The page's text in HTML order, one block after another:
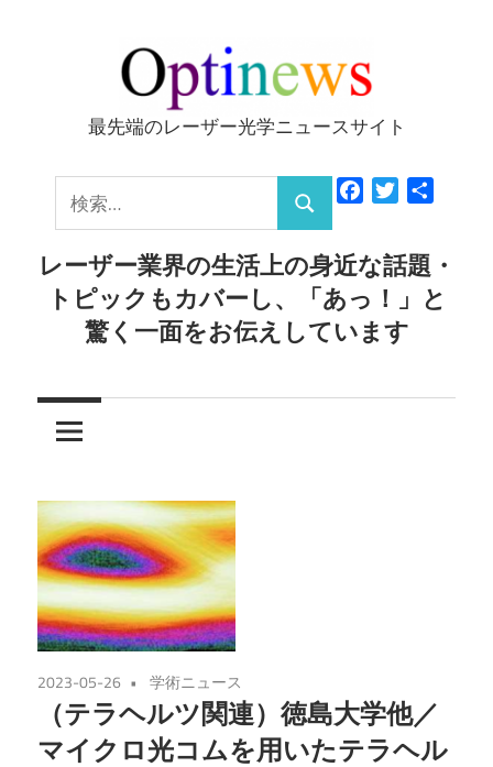
ッ
Optinews
最先端のレーザー光学ニュースサイト
索:
検
FacebookTwitter
レーザー業界の生活上の身近な話題・
トピックもカバーし、「あっ！」と
驚く一面をお伝えしています
2023-05-26 学術ニュース
（テラヘルツ関連）徳島大学他／
マイクロ光コムを用いたテラヘル